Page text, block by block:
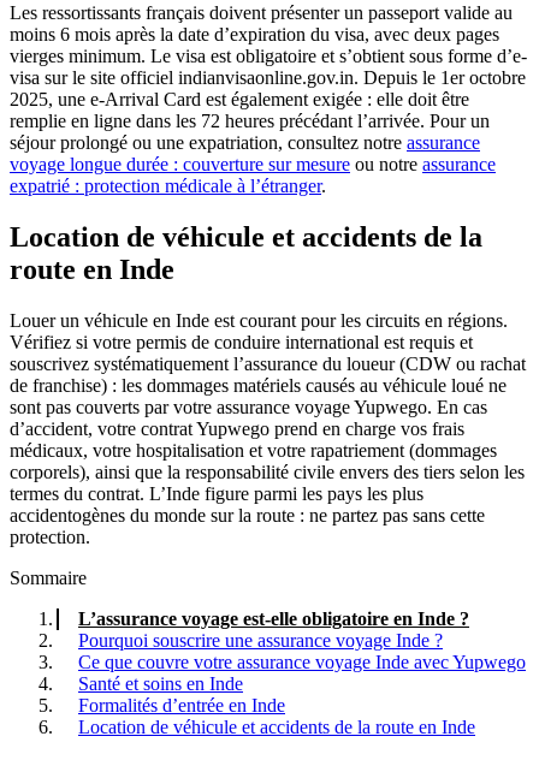
Les ressortissants français doivent présenter un passeport valide au
moins 6 mois après la date d’expiration du visa, avec deux pages
vierges minimum. Le visa est obligatoire et s’obtient sous forme d’e-
visa sur le site officiel indianvisaonline.gov.in. Depuis le 1er octobre
2025, une e-Arrival Card est également exigée : elle doit être
remplie en ligne dans les 72 heures précédant l’arrivée. Pour un
séjour prolongé ou une expatriation, consultez notre assurance
voyage longue durée : couverture sur mesure ou notre assurance
expatrié : protection médicale à l’étranger.
Location de véhicule et accidents de la
route en Inde
Louer un véhicule en Inde est courant pour les circuits en régions.
Vérifiez si votre permis de conduire international est requis et
souscrivez systématiquement l’assurance du loueur (CDW ou rachat
de franchise) : les dommages matériels causés au véhicule loué ne
sont pas couverts par votre assurance voyage Yupwego. En cas
d’accident, votre contrat Yupwego prend en charge vos frais
médicaux, votre hospitalisation et votre rapatriement (dommages
corporels), ainsi que la responsabilité civile envers des tiers selon les
termes du contrat. L’Inde figure parmi les pays les plus
accidentogènes du monde sur la route : ne partez pas sans cette
protection.
Sommaire
L’assurance voyage est-elle obligatoire en Inde ?
Pourquoi souscrire une assurance voyage Inde ?
Ce que couvre votre assurance voyage Inde avec Yupwego
Santé et soins en Inde
Formalités d’entrée en Inde
Location de véhicule et accidents de la route en Inde